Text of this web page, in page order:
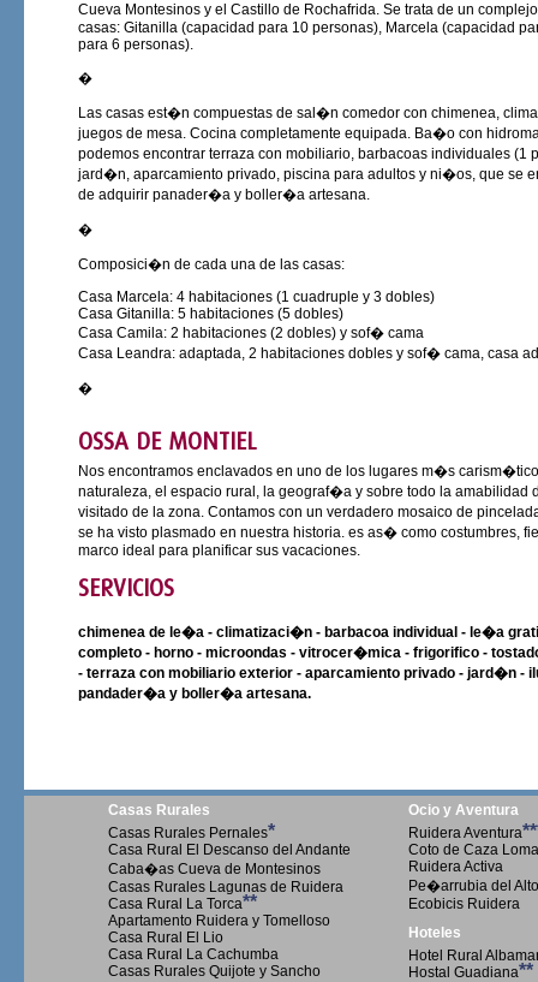
Cueva Montesinos y el Castillo de Rochafrida. Se trata de un
casas: Gitanilla (capacidad para 10 personas), Marcela (capacidad
para 6 personas).
�
Las casas est�n compuestas de sal�n comedor con chimenea,
juegos de mesa. Cocina completamente equipada. Ba�o con
podemos encontrar terraza con mobiliario, barbacoas individuales
jard�n, aparcamiento privado, piscina para adultos y ni�os, que se
de adquirir panader�a y boller�a artesana.
�
Composici�n de cada una de las casas:
Casa Marcela: 4 habitaciones (1 cuadruple y 3 dobles)
Casa Gitanilla: 5 habitaciones (5 dobles)
Casa Camila: 2 habitaciones (2 dobles) y sof� cama
Casa Leandra: adaptada, 2 habitaciones dobles y sof� cama, casa
�
OSSA DE MONTIEL
Nos encontramos enclavados en uno de los lugares m�s
naturaleza, el espacio rural, la geograf�a y sobre todo la
visitado de la zona. Contamos con un verdadero mosaico de
se ha visto plasmado en nuestra historia. es as� como costumbres,
marco ideal para planificar sus vacaciones.
SERVICIOS
chimenea de le�a - climatizaci�n - barbacoa individual - le�a
completo - horno - microondas - vitrocer�mica - frigorifico -
- terraza con mobiliario exterior - aparcamiento privado - jard�n -
pandader�a y boller�a artesana.
Casas Rurales
Casas Rurales Pernales*
Casa Rural El Descanso del Andante
Caba�as Cueva de Montesinos
Casas Rurales Lagunas de Ruidera
Casa Rural La Torca**
Apartamento Ruidera y Tomelloso
Casa Rural El Lio
Casa Rural La Cachumba
Casas Rurales Quijote y Sancho
Ocio y Aventura
Ruidera Aventura
Coto de Caza
Ruidera Activa
Pe�arrubia del
Ecobicis Ruidera
Hoteles
Hotel Rural
Hostal Guadiana**